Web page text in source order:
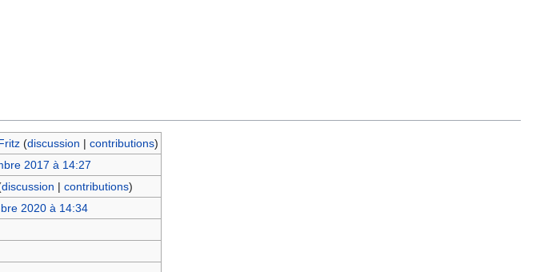
(discussion | contributions)
2017 à 14:27
discussion | contributions)
2020 à 14:34